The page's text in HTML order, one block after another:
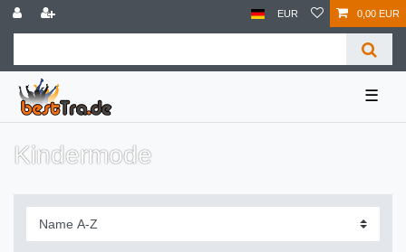
EUR 0,00 EUR
☰
Kindermode